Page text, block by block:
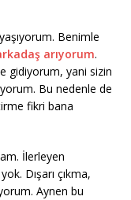
Benimle
arıyorum.
gidiyorum, yani sizin
Bu nedenle de
fikri bana
İlerleyen
Dışarı çıkma,
Aynen bu